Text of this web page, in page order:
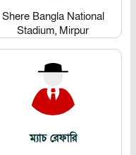
Shere Bangla National
Stadium, Mirpur
ম্যাচ রেফারি